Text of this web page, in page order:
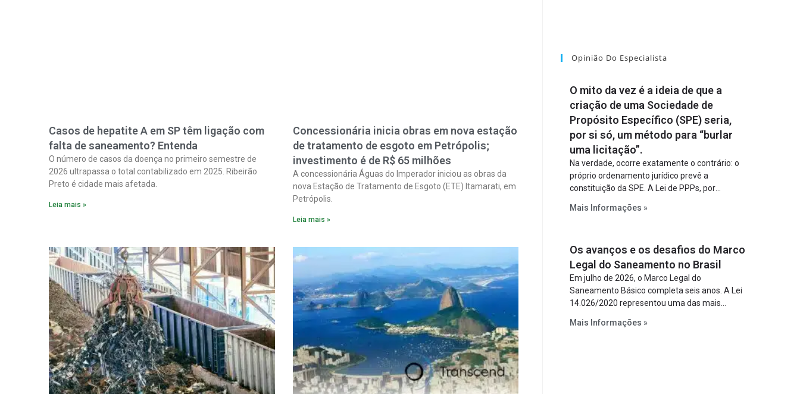
Casos de hepatite A em SP têm ligação com
falta de saneamento? Entenda
O número de casos da doença no primeiro semestre de
2026 ultrapassa o total contabilizado em 2025. Ribeirão
Preto é cidade mais afetada.
Leia mais »
Concessionária inicia obras em nova estação
de tratamento de esgoto em Petrópolis;
investimento é de R$ 65 milhões
A concessionária Águas do Imperador iniciou as obras da
nova Estação de Tratamento de Esgoto (ETE) Itamarati, em
Petrópolis.
Leia mais »
Opinião Do Especialista
O mito da vez é a ideia de que a
criação de uma Sociedade de
Propósito Específico (SPE) seria,
por si só, um método para “burlar
uma licitação”.
Na verdade, ocorre exatamente o contrário: o
próprio ordenamento jurídico prevê a
constituição da SPE. A Lei de PPPs, por
constitua uma SPE para implantar e gerir o
Lei de Concessões, a figura é facultativa e
sujeita a uma escolha racional de projeto a
projeto.
Mais Informações »
Os avanços e os desafios do Marco
Legal do Saneamento no Brasil
Em julho de 2026, o Marco Legal do
Saneamento Básico completa seis anos. A Lei
14.026/2020 representou uma das mais
estabelecer metas claras para a
Mais Informações »